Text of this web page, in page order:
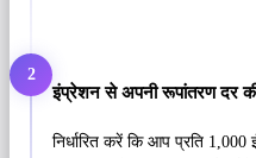
2
इंप्रेशन से अपनी रूपांतरण दर
निर्धारित करें कि आप प्रति